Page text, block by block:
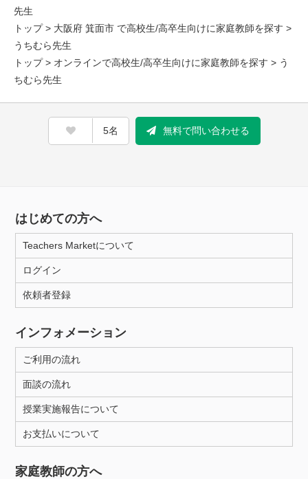
先生
トップ> 大阪府 箕面市 で高校生/高卒生向けに家庭教師を探す >
うちむら先生
トップ> オンラインで高校生/高卒生向けに家庭教師を探す > う
ちむら先生
5名 無料で問い合わせる
はじめての方へ
Teachers Marketについて
ログイン
依頼者登録
インフォメーション
ご利用の流れ
面談の流れ
授業実施報告について
お支払いについて
家庭教師の方へ